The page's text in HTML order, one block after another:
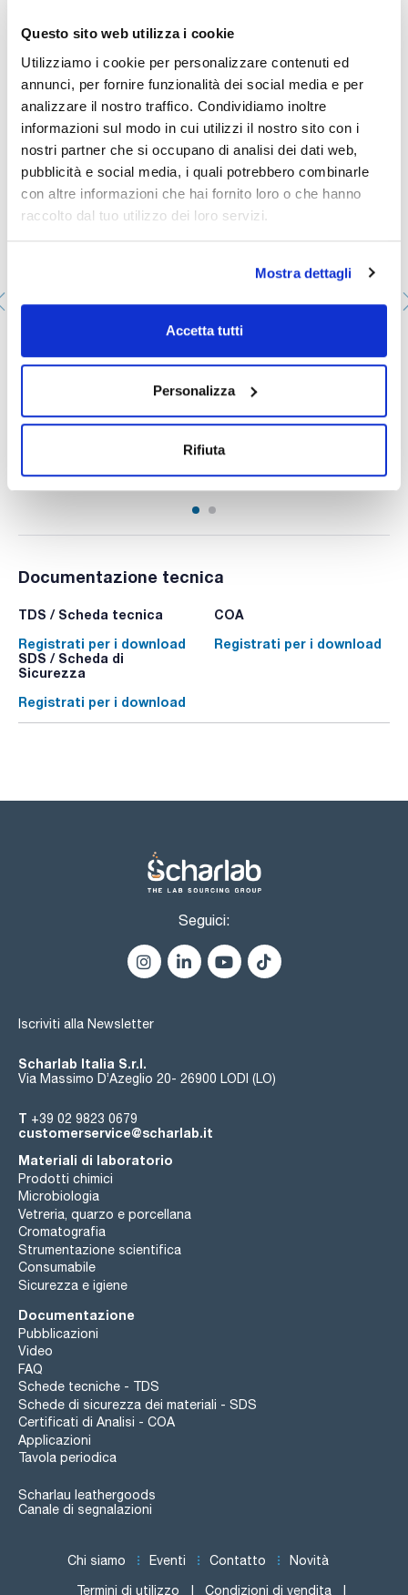
Questo sito web utilizza i cookie
Utilizziamo i cookie per personalizzare contenuti ed
annunci, per fornire funzionalità dei social media e per
analizzare il nostro traffico. Condividiamo inoltre
informazioni sul modo in cui utilizzi il nostro sito con i
nostri partner che si occupano di analisi dei dati web,
pubblicità e social media, i quali potrebbero combinarle
con altre informazioni che hai fornito loro o che hanno
raccolto dal tuo utilizzo dei loro servizi.
Mostra dettagli
Accetta tutti
Personalizza
Rifiuta
GL45, graduata, con tappo blu e anello versatore, ISO
sterilizzati.
Ti potrebbe interessare anche
Pennarello permanente EDDING 3000 nero
1480660000
: x u.
Controlla le scorte
Il mio prezzo: Acquista
Documentazione tecnica
TDS / Scheda tecnica
Registrati per i download
COA
Registrati per i download
SDS / Scheda di
Sicurezza
Registrati per i download
Seguici:
Iscriviti alla Newsletter
Scharlab Italia S.r.l.
Via Massimo D’Azeglio 20- 26900 LODI (LO)
T +39 02 9823 0679
customerservice@scharlab.it
Materiali di laboratorio
Prodotti chimici
Microbiologia
Vetreria, quarzo e porcellana
Cromatografia
Strumentazione scientifica
Consumabile
Sicurezza e igiene
Documentazione
Pubblicazioni
Video
FAQ
Schede tecniche - TDS
Schede di sicurezza dei materiali - SDS
Certificati di Analisi - COA
Applicazioni
Tavola periodica
Scharlau leathergoods
Canale di segnalazioni
Chi siamo Eventi Contatto Novità
Termini di utilizzo Condizioni di vendita